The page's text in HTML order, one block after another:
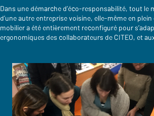
Dans une démarche d’éco-responsabilité, tout le
d’une autre entreprise voisine, elle-même en
mobilier a été entièrement reconfiguré pour
ergonomiques des collaborateurs de CITEO, et